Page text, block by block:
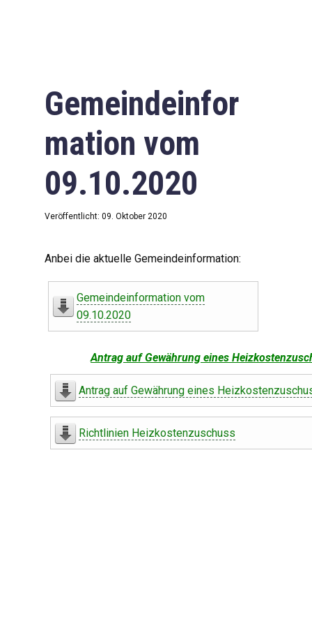
Gemeindeinfor
mation vom
09.10.2020
Veröffentlicht: 09. Oktober 2020
Anbei die aktuelle Gemeindeinformation:
Gemeindeinformation vom
09.10.2020
Antrag auf Gewährung eines
Antrag auf Gewährung eines
Richtlinien Heizkostenzuschuss